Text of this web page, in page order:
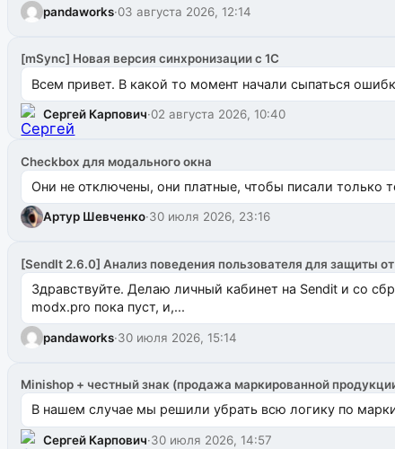
pandaworks·03 августа 2026, 12:14
[mSync] Новая версия синхронизации с 1С
Всем привет. В какой то момент начали сыпаться
Сергей Карпович·02 августа 2026, 10:40
Checkbox для модального окна
Они не отключены, они платные, чтобы писали только
Артур Шевченко·30 июля 2026, 23:16
[SendIt 2.6.0] Анализ поведения пользователя для защиты
Здравствуйте. Делаю личный кабинет на Sendit и со
modx.pro пока пуст, и,...
pandaworks·30 июля 2026, 15:14
Minishop + честный знак (продажа маркированной
В нашем случае мы решили убрать всю логику по
Сергей Карпович·30 июля 2026, 14:57